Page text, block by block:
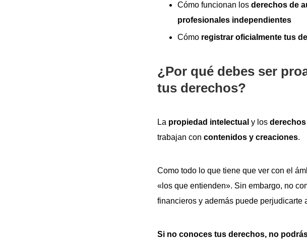
Cómo funcionan los derechos de
profesionales independientes
Cómo registrar oficialmente tus
¿Por qué debes ser
tus derechos?
La propiedad intelectual y los
trabajan con contenidos y creaciones.
Como todo lo que tiene que ver con el
«los que entienden». Sin embargo, no
financieros y además puede perjudicarte
Si no conoces tus derechos, no